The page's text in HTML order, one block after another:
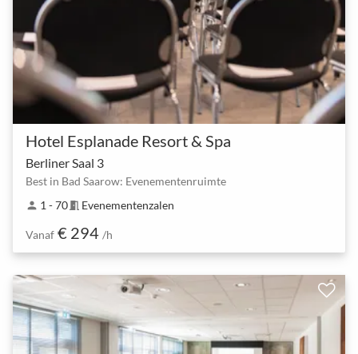
Hotel Esplanade Resort & Spa
Berliner Saal 3
Best in Bad Saarow: Evenementenruimte
person 1 - 70meeting_room Evenementenzalen
Vanaf € 294 /h